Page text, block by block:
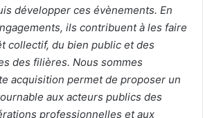
développer ces évènements. En
ils contribuent à les faire
collectif, du bien public et des
des filières. Nous sommes
acquisition permet de proposer un
aux acteurs publics des
professionnelles et aux